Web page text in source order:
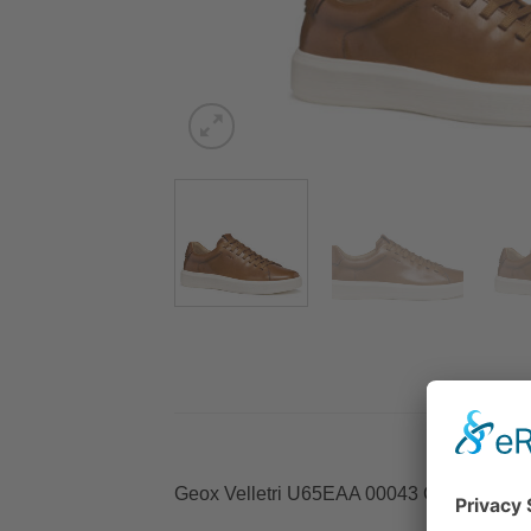
Geox Velletri U65EAA 00043 C6001